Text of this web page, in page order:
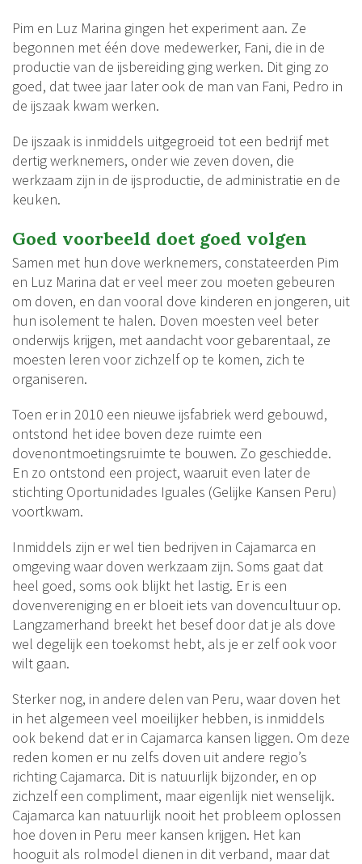
Pim en Luz Marina gingen het experiment aan. Ze
begonnen met één dove medewerker, Fani, die in de
productie van de ijsbereiding ging werken. Dit ging zo
goed, dat twee jaar later ook de man van Fani, Pedro in
de ijszaak kwam werken.
De ijszaak is inmiddels uitgegroeid tot een bedrijf met
dertig werknemers, onder wie zeven doven, die
werkzaam zijn in de ijsproductie, de administratie en de
keuken.
Goed voorbeeld doet goed volgen
Samen met hun dove werknemers, constateerden Pim
en Luz Marina dat er veel meer zou moeten gebeuren
om doven, en dan vooral dove kinderen en jongeren, uit
hun isolement te halen. Doven moesten veel beter
onderwijs krijgen, met aandacht voor gebarentaal, ze
moesten leren voor zichzelf op te komen, zich te
organiseren.
Toen er in 2010 een nieuwe ijsfabriek werd gebouwd,
ontstond het idee boven deze ruimte een
dovenontmoetingsruimte te bouwen. Zo geschiedde.
En zo ontstond een project, waaruit even later de
stichting Oportunidades Iguales (Gelijke Kansen Peru)
voortkwam.
Inmiddels zijn er wel tien bedrijven in Cajamarca en
omgeving waar doven werkzaam zijn. Soms gaat dat
heel goed, soms ook blijkt het lastig. Er is een
dovenvereniging en er bloeit iets van dovencultuur op.
Langzamerhand breekt het besef door dat je als dove
wel degelijk een toekomst hebt, als je er zelf ook voor
wilt gaan.
Sterker nog, in andere delen van Peru, waar doven het
in het algemeen veel moeilijker hebben, is inmiddels
ook bekend dat er in Cajamarca kansen liggen. Om deze
reden komen er nu zelfs doven uit andere regio’s
richting Cajamarca. Dit is natuurlijk bijzonder, en op
zichzelf een compliment, maar eigenlijk niet wenselijk.
Cajamarca kan natuurlijk nooit het probleem oplossen
hoe doven in Peru meer kansen krijgen. Het kan
hooguit als rolmodel dienen in dit verband, maar dat